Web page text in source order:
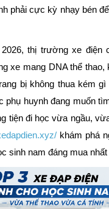
phải cực kỳ nhạy bén
thị trường xe điện
xe mang DNA thể thao,
bị không thua kém
phụ huynh đang muốn
tiện đi học vừa ngầu,
khám phá
sinh nam đáng mua